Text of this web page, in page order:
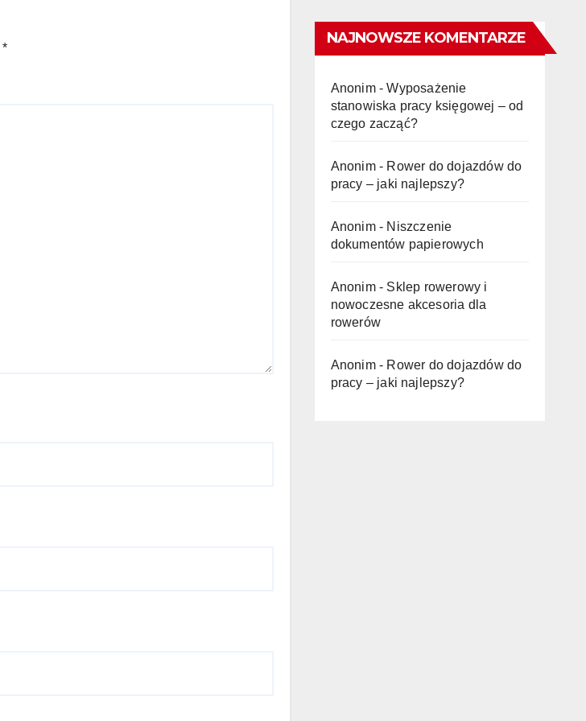
*
NAJNOWSZE KOMENTARZE
Anonim-Wyposażenie
stanowiska pracy księgowej – od
czego zacząć?
Anonim- Rower do dojazdów do
pracy – jaki najlepszy?
Anonim- Niszczenie
dokumentów papierowych
Anonim- Sklep rowerowy i
nowoczesne akcesoria dla
rowerów
Anonim- Rower do dojazdów do
pracy – jaki najlepszy?